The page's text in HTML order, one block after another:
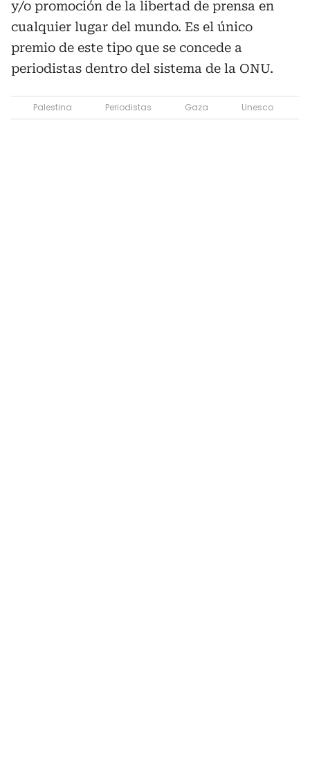
y/o promoción de la libertad de prensa en
cualquier lugar del mundo. Es el único
premio de este tipo que se concede a
periodistas dentro del sistema de la ONU.
Palestina Periodistas Gaza Unesco